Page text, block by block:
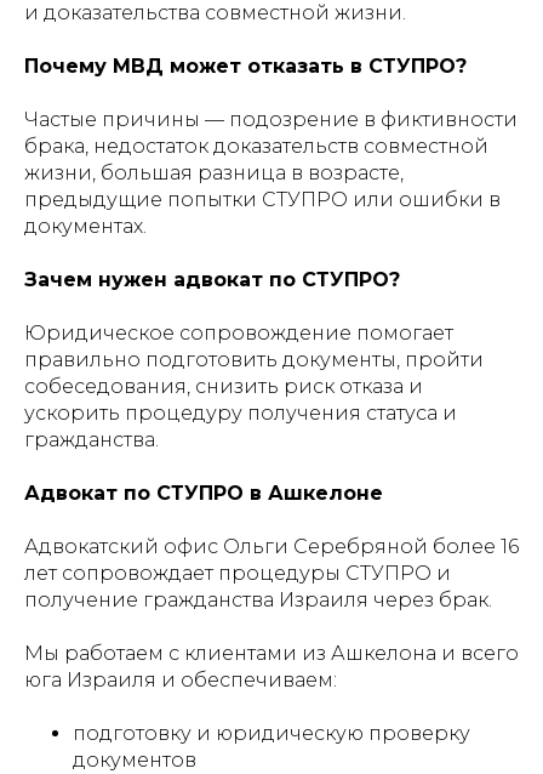
и доказательства совместной жизни.
Почему МВД может отказать в СТУПРО?
Частые причины — подозрение в фиктивности
брака, недостаток доказательств совместной
жизни, большая разница в возрасте,
предыдущие попытки СТУПРО или ошибки в
документах.
Зачем нужен адвокат по СТУПРО?
Юридическое сопровождение помогает
правильно подготовить документы, пройти
собеседования, снизить риск отказа и
ускорить процедуру получения статуса и
гражданства.
Адвокат по СТУПРО в Ашкелоне
Адвокатский офис Ольги Серебряной более 16
лет сопровождает процедуры СТУПРО и
получение гражданства Израиля через брак.
Мы работаем с клиентами из Ашкелона и всего
юга Израиля и обеспечиваем:
подготовку и юридическую проверку
документов